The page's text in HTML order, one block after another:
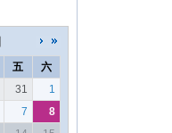
五
六
31
1
7
8